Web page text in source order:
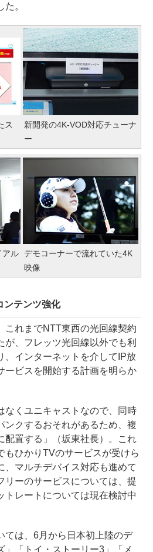
。
ス
新開発の4K-VOD対応チューナ
ー
アル デモコーナーで流れていた4K
映像
ンテンツ強化
れまでNTT東西の光回線契約
が、フレッツ光回線以外でも利
、インターネットを介してIP放
ービスを開始する計画を明らか
くユニキャストなので、同時
ンクするおそれがあるため、複
配置する」（坂東社長）。これ
もひかりTVのサービスが受けら
、マルチデバイス対応も進めて
リーのサービスについては、提
トレートについては現在検討中
は、6月から日本初上陸のデ
」「トイ・ストーリー3」「メ